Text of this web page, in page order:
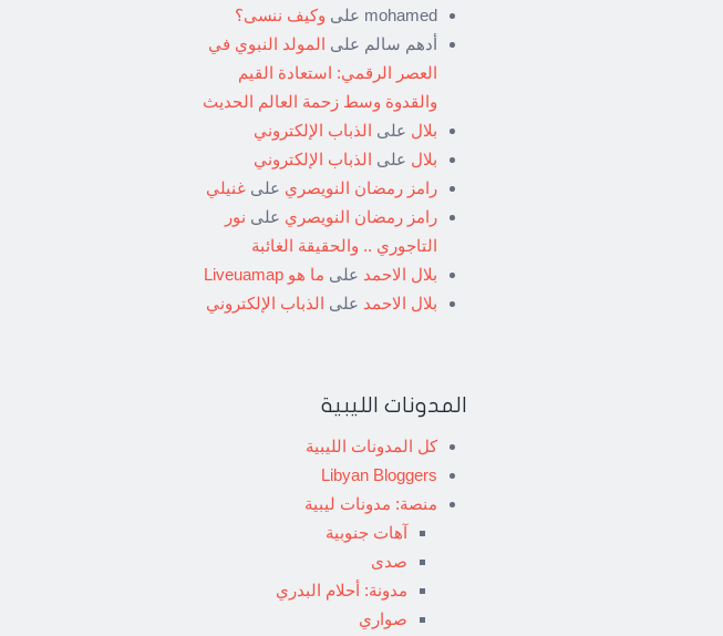
mohamed على وكيف ننسى؟
أدهم سالم على المولد النبوي في
العصر الرقمي: استعادة القيم
والقدوة وسط زحمة العالم الحديث
بلال على الذباب الإلكتروني
بلال على الذباب الإلكتروني
رامز رمضان النويصري على غنيلي
رامز رمضان النويصري على نور
التاجوري .. والحقيقة الغائبة
بلال الاحمد على ما هو Liveuamap
بلال الاحمد على الذباب الإلكتروني
المدونات الليبية
كل المدونات الليبية
Libyan Bloggers
منصة: مدونات ليبية
آهات جنوبية
صدى
مدونة: أحلام البدري
صواري